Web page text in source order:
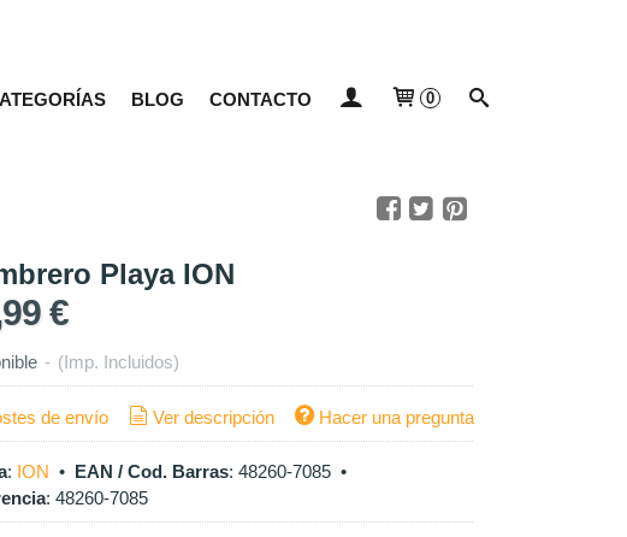
BLOG CONTACTO 0
Playa ION
€
- (Imp. Incluidos)
de envío Ver descripción Hacer una pregunta
: ION • EAN / Cod. Barras: 48260-7085•
: 48260-7085